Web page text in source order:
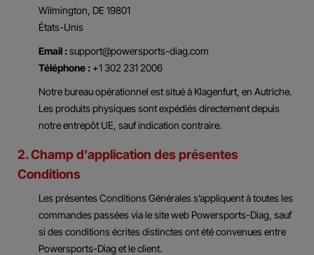
Wilmington, DE 19801
États-Unis
Email :support@powersports-diag.com
Téléphone : +1 302 231 2006
Notre bureau opérationnel est situé à Klagenfurt, en Autriche.
Les produits physiques sont expédiés directement depuis
notre entrepôt UE, sauf indication contraire.
2. Champ d’application des présentes
Conditions
Les présentes Conditions Générales s’appliquent à toutes les
commandes passées via le site web Powersports-Diag, sauf
si des conditions écrites distinctes ont été convenues entre
Powersports-Diag et le client.